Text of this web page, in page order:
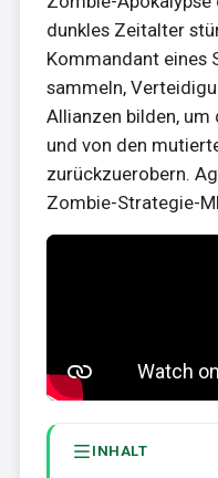
dunkles Zeitalter
Kommandant eines
sammeln,
Allianzen bilden,
und von den
zurückzuerobern.
Zombie-Strategie-
INHALT